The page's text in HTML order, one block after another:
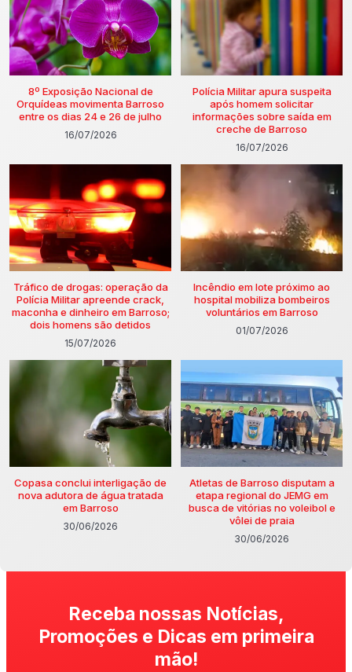
8º Exposição Nacional de
Orquídeas movimenta Barroso
entre os dias 24 e 26 de julho
16/07/2026
Polícia Militar apura suspeita
após homem solicitar
informações sobre saída em
creche de Barroso
16/07/2026
Tráfico de drogas: operação da
Polícia Militar apreende crack,
maconha e dinheiro em Barroso;
dois homens são detidos
15/07/2026
Incêndio em lote próximo ao
hospital mobiliza bombeiros
voluntários em Barroso
01/07/2026
Copasa conclui interligação de
nova adutora de água tratada
em Barroso
30/06/2026
Atletas de Barroso disputam a
etapa regional do JEMG em
busca de vitórias no voleibol e
vôlei de praia
30/06/2026
Receba nossas Notícias,
Promoções e Dicas em primeira
mão!